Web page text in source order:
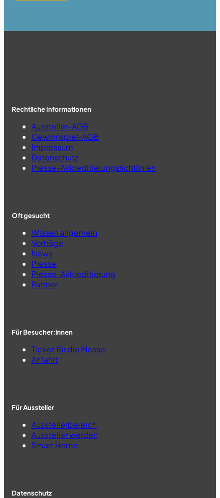
Rechtliche Informationen
Aussteller-AGB
Gewinnspiel-AGB
Impressum
Datenschutz
Presse-Akkreditierungsrichtlinien
Oft gesucht
Wissen allgemein
Vorträge
News
Presse
Presse-Akkreditierung
Partner
Für Besucher:innen
Ticket für die Messe
Anfahrt
Für Aussteller
Ausstellerbereich
Aussteller werden
Smart Home
Datenschutz